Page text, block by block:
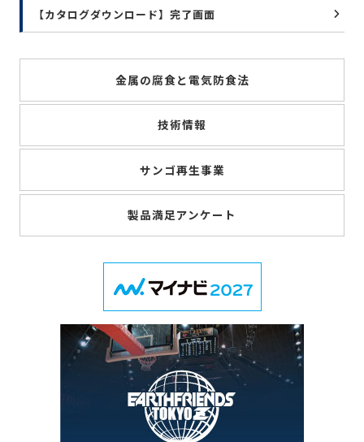
【カタログダウンロード】完了画面
金属の腐食と電気防食法
技術情報
サンゴ再生事業
製品満足アンケート